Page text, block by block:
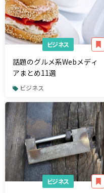
ビジネス
話題のグルメ系Webメディ
アまとめ11選
ビジネス
ビジネス